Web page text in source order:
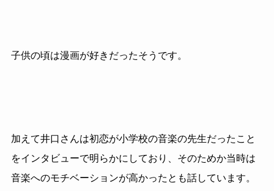
子供の頃は漫画が好きだったそうです。
加えて井口さんは初恋が小学校の音楽の先生だったこと
をインタビューで明らかにしており、そのためか当時は
音楽へのモチベーションが高かったとも話しています。